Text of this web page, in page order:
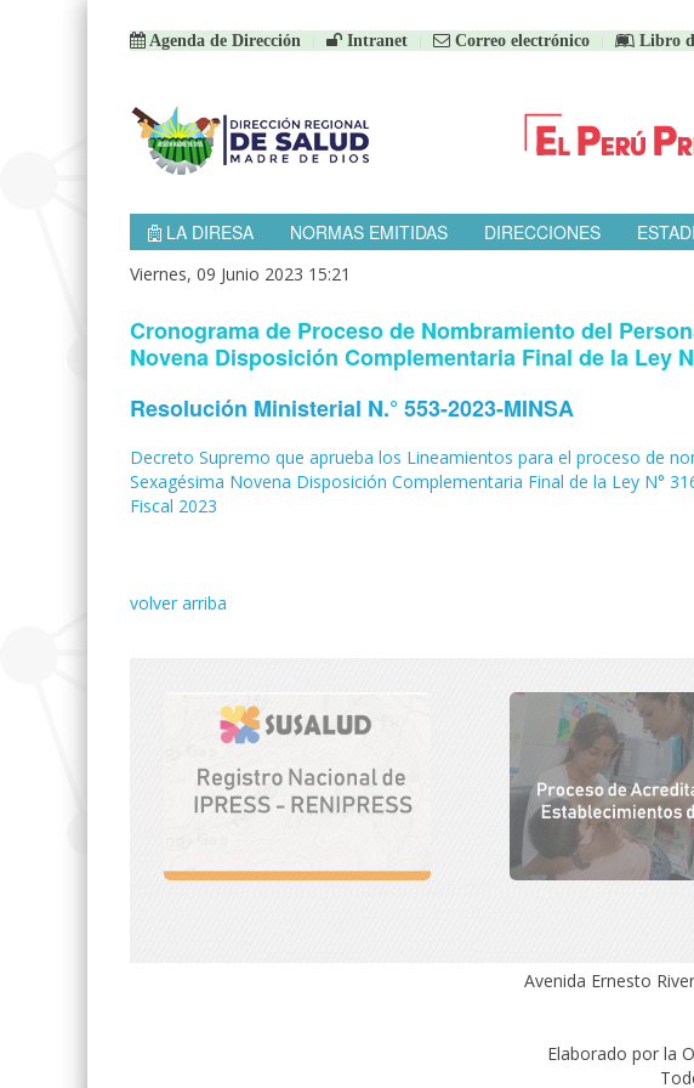
Agenda de Dirección Intranet Correo electrónico Libro
LA DIRESA NORMAS EMITIDAS DIRECCIONES
Viernes, 09 Junio 2023 15:21
Cronograma de Proceso de Nombramiento del
Novena Disposición Complementaria Final de la Ley
Resolución Ministerial N.° 553-2023-MINSA
Decreto Supremo que aprueba los Lineamientos para el proceso de
Sexagésima Novena Disposición Complementaria Final de la Ley N°
Fiscal 2023
volver arriba
Avenida Ernesto
Elaborado por la